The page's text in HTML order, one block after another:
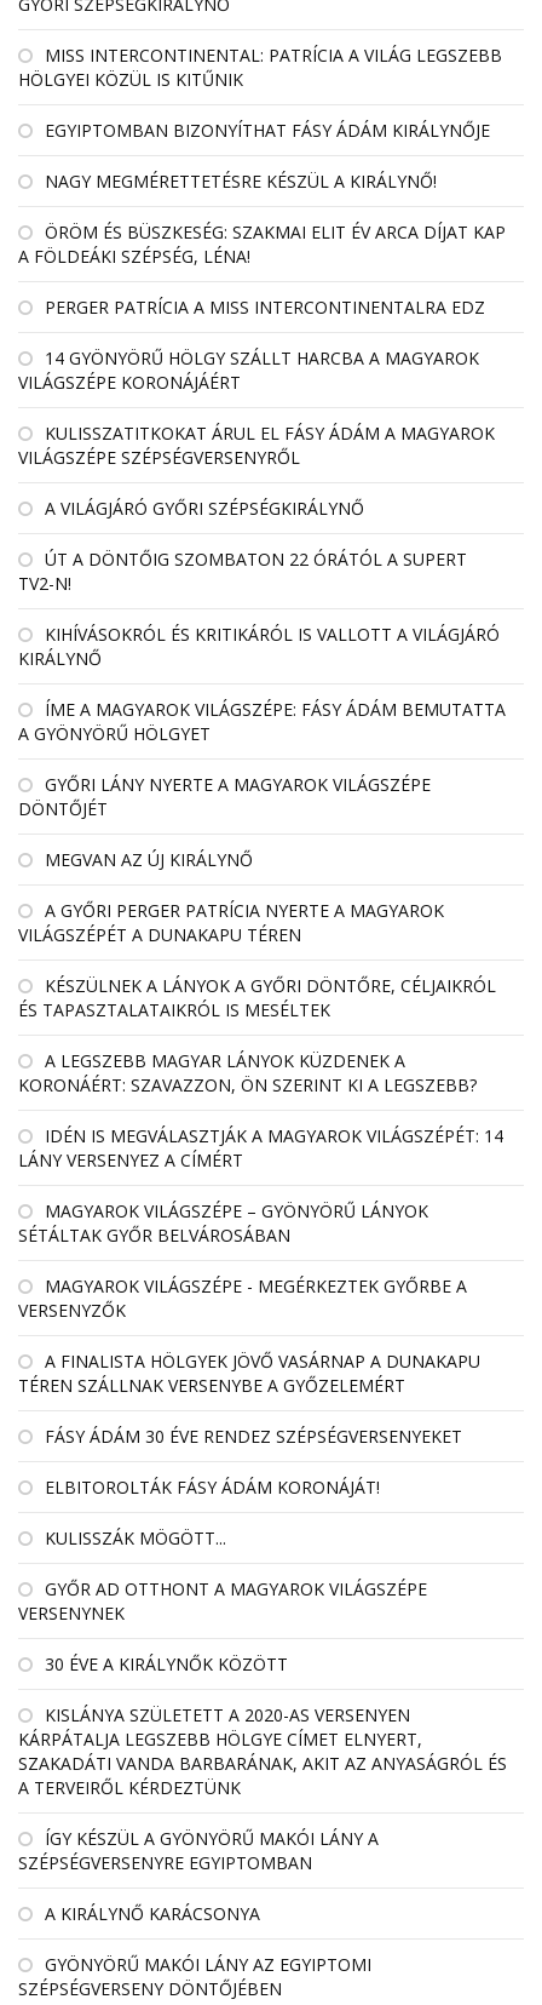
MISS INTERCONTINENTAL: PATRÍCIA A VILÁG LEGSZEBB
HÖLGYEI KÖZÜL IS KITŰNIK
EGYIPTOMBAN BIZONYÍTHAT FÁSY ÁDÁM KIRÁLYNŐJE
NAGY MEGMÉRETTETÉSRE KÉSZÜL A KIRÁLYNŐ!
ÖRÖM ÉS BÜSZKESÉG: SZAKMAI ELIT ÉV ARCA DÍJAT KAP
A FÖLDEÁKI SZÉPSÉG, LÉNA!
PERGER PATRÍCIA A MISS INTERCONTINENTALRA EDZ
14 GYÖNYÖRŰ HÖLGY SZÁLLT HARCBA A MAGYAROK
VILÁGSZÉPE KORONÁJÁÉRT
KULISSZATITKOKAT ÁRUL EL FÁSY ÁDÁM A MAGYAROK
VILÁGSZÉPE SZÉPSÉGVERSENYRŐL
A VILÁGJÁRÓ GYŐRI SZÉPSÉGKIRÁLYNŐ
ÚT A DÖNTŐIG SZOMBATON 22 ÓRÁTÓL A SUPERT
TV2-N!
KIHÍVÁSOKRÓL ÉS KRITIKÁRÓL IS VALLOTT A VILÁGJÁRÓ
KIRÁLYNŐ
ÍME A MAGYAROK VILÁGSZÉPE: FÁSY ÁDÁM BEMUTATTA
A GYÖNYÖRŰ HÖLGYET
GYŐRI LÁNY NYERTE A MAGYAROK VILÁGSZÉPE
DÖNTŐJÉT
MEGVAN AZ ÚJ KIRÁLYNŐ
A GYŐRI PERGER PATRÍCIA NYERTE A MAGYAROK
VILÁGSZÉPÉT A DUNAKAPU TÉREN
KÉSZÜLNEK A LÁNYOK A GYŐRI DÖNTŐRE, CÉLJAIKRÓL
ÉS TAPASZTALATAIKRÓL IS MESÉLTEK
A LEGSZEBB MAGYAR LÁNYOK KÜZDENEK A
KORONÁÉRT: SZAVAZZON, ÖN SZERINT KI A LEGSZEBB?
IDÉN IS MEGVÁLASZTJÁK A MAGYAROK VILÁGSZÉPÉT: 14
LÁNY VERSENYEZ A CÍMÉRT
MAGYAROK VILÁGSZÉPE – GYÖNYÖRŰ LÁNYOK
SÉTÁLTAK GYŐR BELVÁROSÁBAN
MAGYAROK VILÁGSZÉPE - MEGÉRKEZTEK GYŐRBE A
VERSENYZŐK
A FINALISTA HÖLGYEK JÖVŐ VASÁRNAP A DUNAKAPU
TÉREN SZÁLLNAK VERSENYBE A GYŐZELEMÉRT
FÁSY ÁDÁM 30 ÉVE RENDEZ SZÉPSÉGVERSENYEKET
ELBITOROLTÁK FÁSY ÁDÁM KORONÁJÁT!
KULISSZÁK MÖGÖTT...
GYŐR AD OTTHONT A MAGYAROK VILÁGSZÉPE
VERSENYNEK
30 ÉVE A KIRÁLYNŐK KÖZÖTT
KISLÁNYA SZÜLETETT A 2020-AS VERSENYEN
KÁRPÁTALJA LEGSZEBB HÖLGYE CÍMET ELNYERT,
SZAKADÁTI VANDA BARBARÁNAK, AKIT AZ ANYASÁGRÓL ÉS
A TERVEIRŐL KÉRDEZTÜNK
ÍGY KÉSZÜL A GYÖNYÖRŰ MAKÓI LÁNY A
SZÉPSÉGVERSENYRE EGYIPTOMBAN
A KIRÁLYNŐ KARÁCSONYA
GYÖNYÖRŰ MAKÓI LÁNY AZ EGYIPTOMI
SZÉPSÉGVERSENY DÖNTŐJÉBEN